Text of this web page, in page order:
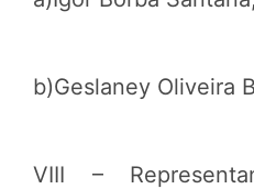
b)Geslaney Oliveira
VIII –